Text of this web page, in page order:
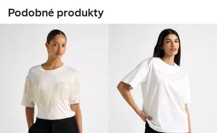
Podobné produkty